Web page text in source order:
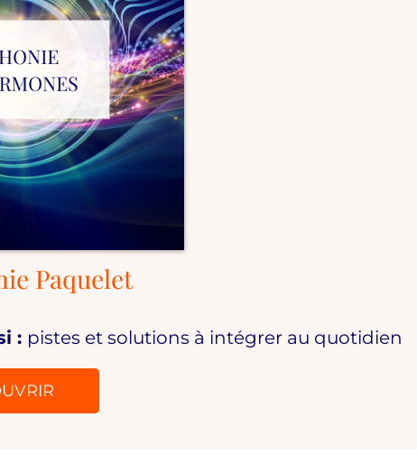
Paquelet
: pistes et solutions à intégrer au quotidien